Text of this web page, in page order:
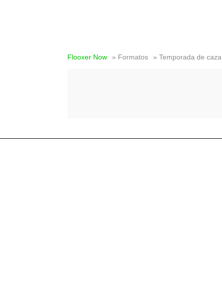
Flooxer Now » Formatos » Temporada de caza